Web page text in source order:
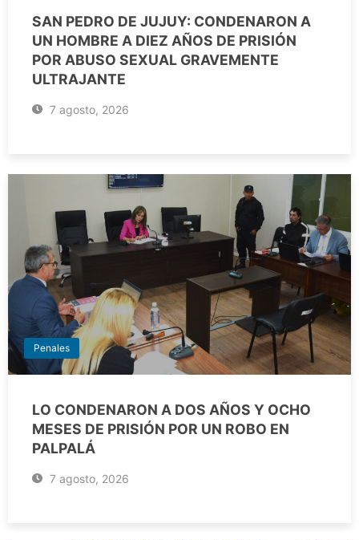
SAN PEDRO DE JUJUY: CONDENARON A
UN HOMBRE A DIEZ AÑOS DE PRISIÓN
POR ABUSO SEXUAL GRAVEMENTE
ULTRAJANTE
7 agosto, 2026
Penales
LO CONDENARON A DOS AÑOS Y OCHO
MESES DE PRISIÓN POR UN ROBO EN
PALPALÁ
7 agosto, 2026